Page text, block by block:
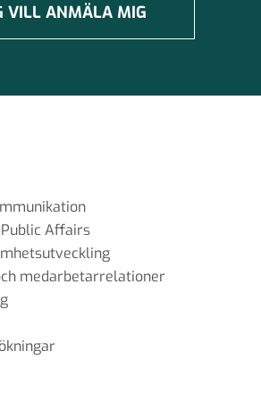
VILL ANMÄLA MIG
Affairs
medarbetarrelationer